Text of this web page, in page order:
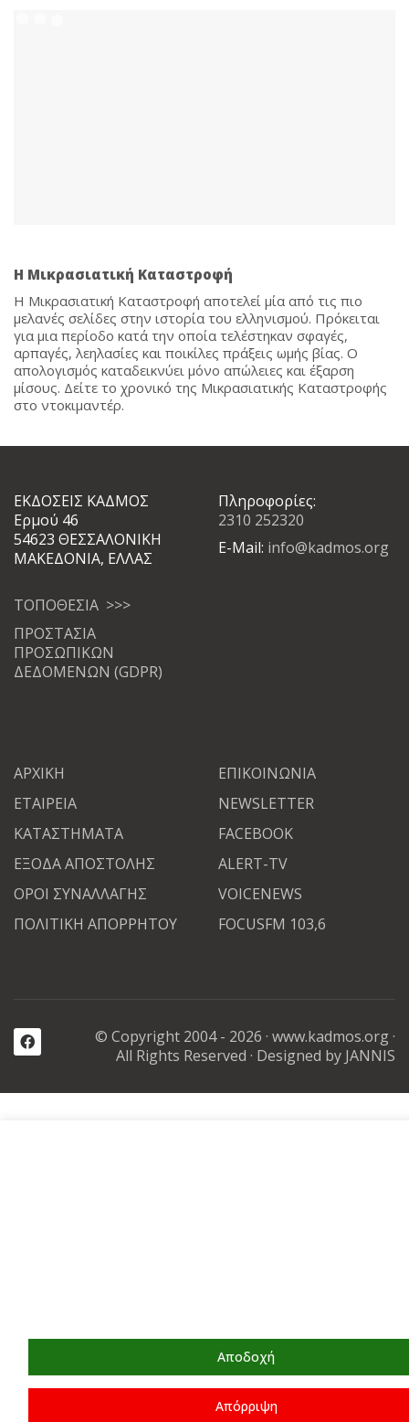
Απόρριψη
Αποδοχή
H Μικρασιατική Καταστροφή
Η Μικρασιατική Καταστροφή αποτελεί μία από τις πιο
μελανές σελίδες στην ιστορία του ελληνισμού. Πρόκειται
για μια περίοδο κατά την οποία τελέστηκαν σφαγές,
αρπαγές, λεηλασίες και ποικίλες πράξεις ωμής βίας. Ο
απολογισμός καταδεικνύει μόνο απώλειες και έξαρση
μίσους. Δείτε το χρονικό της Μικρασιατικής Καταστροφής
στο ντοκιμαντέρ.
ΕΚΔΟΣΕΙΣ ΚΑΔΜΟΣ
Ερμού 46
54623 ΘΕΣΣΑΛΟΝΙΚΗ
ΜΑΚΕΔΟΝΙΑ, ΕΛΛΑΣ
ΤΟΠΟΘΕΣΙΑ >>>
ΠΡΟΣΤΑΣΙΑ
ΠΡΟΣΩΠΙΚΩΝ
ΔΕΔΟΜΕΝΩΝ (GDPR)
Πληροφορίες:
2310 252320
E-Mail: info@kadmos.org
ΑΡΧΙΚΗ
ΕΤΑΙΡΕΙΑ
ΚΑΤΑΣΤΗΜΑΤΑ
ΕΞΟΔΑ ΑΠΟΣΤΟΛΗΣ
ΟΡΟΙ ΣΥΝΑΛΛΑΓΗΣ
ΠΟΛΙΤΙΚΗ ΑΠΟΡΡΗΤΟΥ
ΕΠΙΚΟΙΝΩΝΙΑ
NEWSLETTER
FACEBOOK
ALERT-TV
VOICENEWS
FOCUSFM 103,6
© Copyright 2004 - 2026 · www.kadmos.org·
All Rights Reserved · Designed by JANNIS